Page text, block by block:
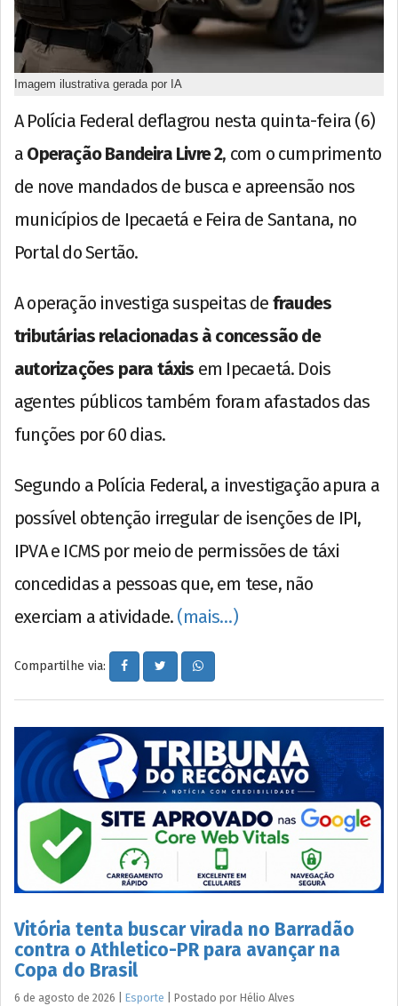
Imagem ilustrativa gerada por IA
A Polícia Federal deflagrou nesta quinta-feira (6)
a Operação Bandeira Livre 2, com o cumprimento
de nove mandados de busca e apreensão nos
municípios de Ipecaetá e Feira de Santana, no
Portal do Sertão.
A operação investiga suspeitas de fraudes
tributárias relacionadas à concessão de
autorizações para táxis em Ipecaetá. Dois
agentes públicos também foram afastados das
funções por 60 dias.
Segundo a Polícia Federal, a investigação apura a
possível obtenção irregular de isenções de IPI,
IPVA e ICMS por meio de permissões de táxi
concedidas a pessoas que, em tese, não
exerciam a atividade. (mais…)
Compartilhe via:
Vitória tenta buscar virada no Barradão
contra o Athletico-PR para avançar na
Copa do Brasil
6 de agosto de 2026 Esporte Postado por Hélio Alves